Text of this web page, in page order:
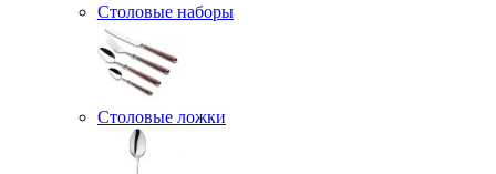
Столовые наборы
Столовые ложки